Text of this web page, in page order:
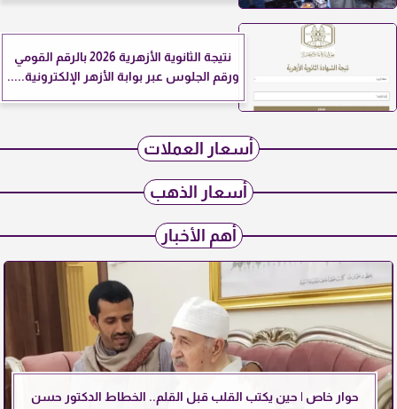
نتيجة الثانوية الأزهرية 2026 بالرقم القومي
ورقم الجلوس عبر بوابة الأزهر الإلكترونية.....
أسعار العملات
أسعار الذهب
أهم الأخبار
حوار خاص | حين يكتب القلب قبل القلم.. الخطاط الدكتور حسن